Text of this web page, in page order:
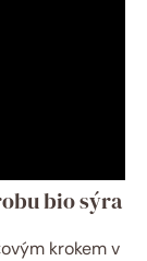
bio sýra
krokem v